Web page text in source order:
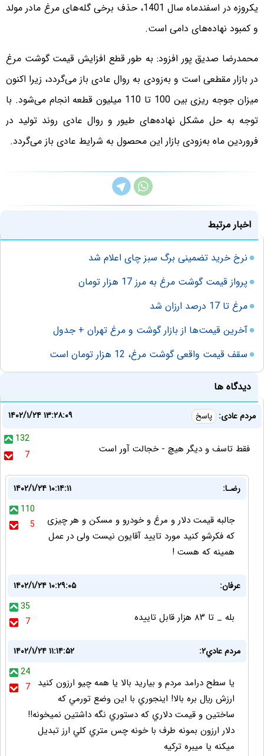
یکروزه در اسفندماه سال 1401، حذف برخی گله‌های مرغ مادر مولد
و کمبود نهاده‌های دامی است.
محمدرضا صدیق پور افزود: به طور قطع افزایش قیمت گوشت مرغ
در بازار مقطعی است و به‌زودی به روال عادی باز می‌گردد، زیرا اکنون
میزان جوجه ریزی بین 100 تا 110 میلیون قطعه انجام می‌شود. با
توجه به حل مشکل نهاده‌های طیور و روال عادی روند تولید در
فروردین ماه به‌زودی بازار این محصول به شرایط عادی باز می‌گردد.
اخبار مرتبط
نرخ خرید تضمینی برگ سبز چای اعلام شد
پرواز قیمت گوشت مرغ به مرز 17 هزار تومان
مرغ تا 17 درصد ارزان شد
آخرین قیمت‌ها از بازار گوشت و مرغ تهران + جدول
سقف قیمت واقعی گوشت مرغ، 12 هزار تومان است
دیدگاه ها
مردم عادی: پاسخ
۱۴۰۲/۱/۲۴ ۱۳:۲۸:۰۹
132
7
فقط تاسف و دیگر هیچ - خجالت آور است
رضـا:
۱۴۰۲/۱/۲۴ ۱۰:۱۴:۱۱
110
5
جالبه قیمت دلار و مرغ و خودرو و مسکن و هر چیزی
که فکرشو کنید مورد تایید آقایون نیست ولی در عمل
همینه که هست !
عرفان:
۱۴۰۲/۱/۲۴ ۱۰:۲۹:۰۵
35
7
بله _ تا ۸۳ هزار قابل تاییده
مردم عادي٢:
۱۴۰۲/۱/۲۴ ۱۱:۱۴:۵۲
24
7
يا سطح درامد مردم و بياريد بالا يا همه چيو ارزون كنيد
ارزش ريال بره بالا! اينجوري با اين وضع تورمي كه
ساختين و قيمت دلاري كه دستوري نگه داشتين نميخونه!!
دلار ارزون بمونه طرف با خونه چس متري كلي ارز تبديل
ميكنه يا ميبره تركيه